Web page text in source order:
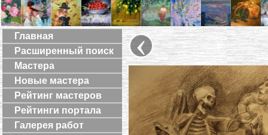
Главная
Расширенный поиск
Мастера
Новые мастера
Рейтинг мастеров
Рейтинги портала
Галерея работ
‹